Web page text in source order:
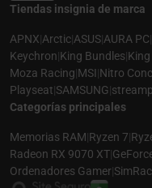
Tiendas insignia de marca
APNX|Arctic|ASUS|AURA PC|
Keychron|King Bundles|
Moza Racing|MSI|Nitro
Playseat|SAMSUNG|
Categorías principales
Memorias RAM|Ryzen 7|
Radeon RX 9070 XT|
Ordenadores Gamer|